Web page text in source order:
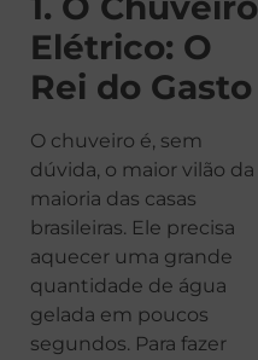
Elétrico: O
Rei do Gasto
O chuveiro é, sem
dúvida, o maior vilão da
maioria das casas
brasileiras. Ele precisa
aquecer uma grande
quantidade de água
gelada em poucos
segundos. Para fazer